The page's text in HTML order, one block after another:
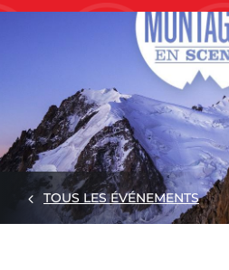
TOUS LES ÉVÉNEMENTS